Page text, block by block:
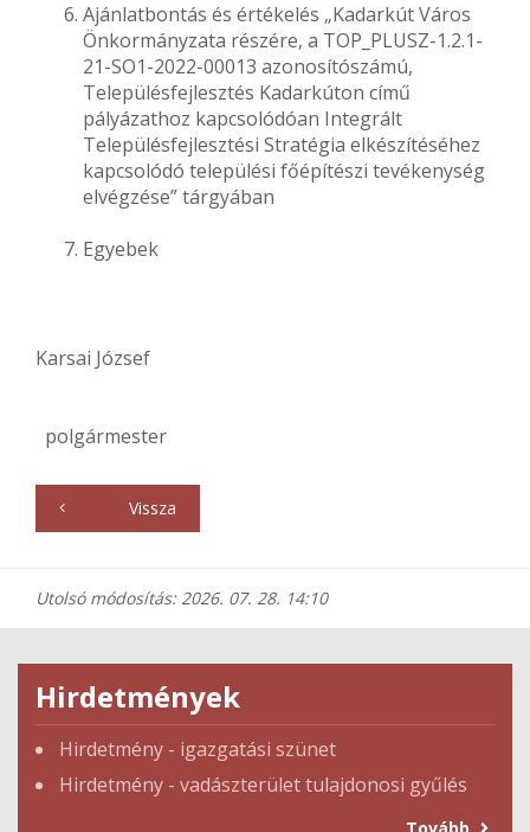
Ajánlatbontás és értékelés „Kadarkút Város
Önkormányzata részére, a TOP_PLUSZ-1.2.1-
21-SO1-2022-00013 azonosítószámú,
Településfejlesztés Kadarkúton című
pályázathoz kapcsolódóan Integrált
Településfejlesztési Stratégia elkészítéséhez
kapcsolódó települési főépítészi tevékenység
elvégzése” tárgyában
Egyebek
Karsai József
polgármester
Vissza
Utolsó módosítás: 2026. 07. 28. 14:10
Hirdetmények
Hirdetmény - igazgatási szünet
Hirdetmény - vadászterület tulajdonosi gyűlés